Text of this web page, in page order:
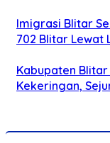
Imigrasi Blitar
702 Blitar Lewat
Kabupaten
Kekeringan,